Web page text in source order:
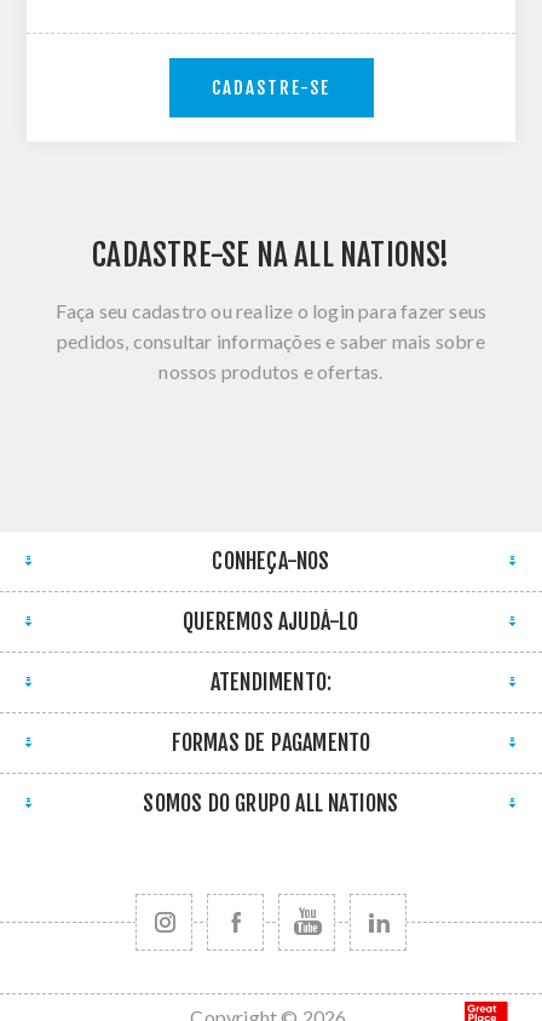
CADASTRE-SE
CADASTRE-SE NA ALL NATIONS!
Faça seu cadastro ou realize o login para fazer seus
pedidos, consultar informações e saber mais sobre
nossos produtos e ofertas.
CONHEÇA-NOS
QUEREMOS AJUDÁ-LO
ATENDIMENTO:
FORMAS DE PAGAMENTO
SOMOS DO GRUPO ALL NATIONS